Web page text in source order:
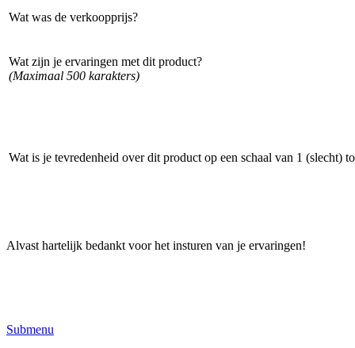
Wat was de verkoopprijs?
Wat zijn je ervaringen met dit product?
(Maximaal 500 karakters)
Wat is je tevredenheid over dit product op een schaal van 1 (slecht)
Alvast hartelijk bedankt voor het insturen van je ervaringen!
Submenu